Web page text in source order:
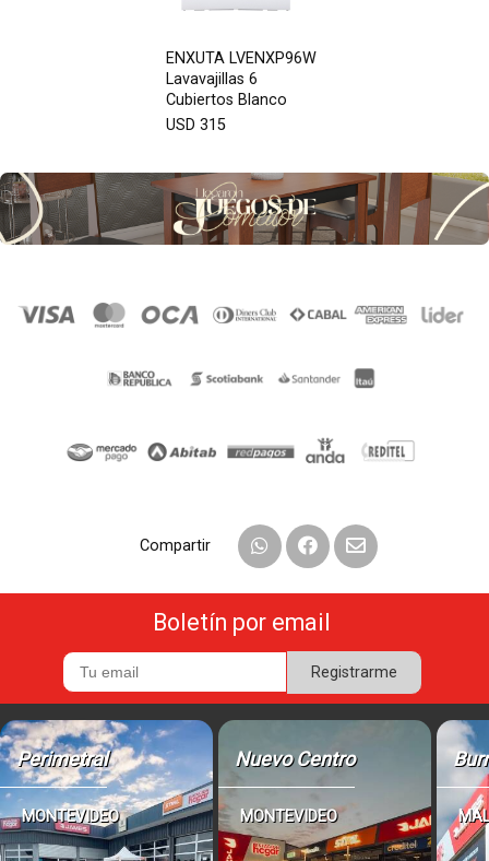
ENXUTA LVENXP96W
Lavavajillas 6
Cubiertos Blanco
USD 315
Compartir
Boletín por email
Registrarme
Perimetral
MONTEVIDEO
Nuevo Centro
MONTEVIDEO